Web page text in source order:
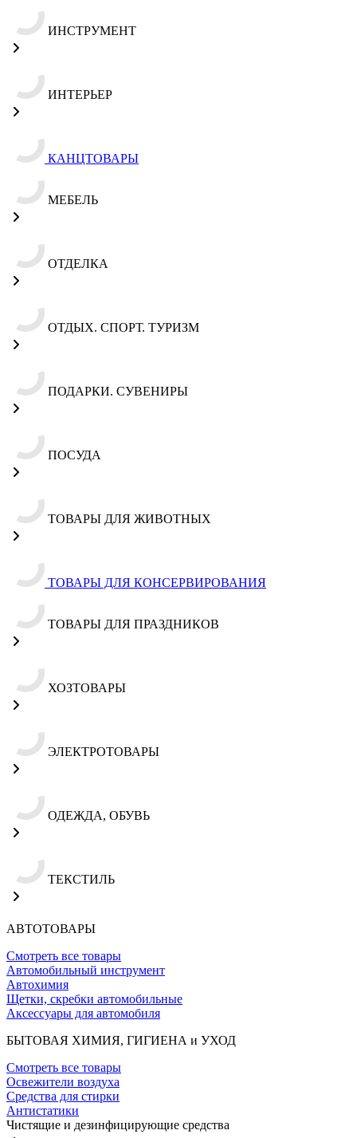
ИНСТРУМЕНТ
ИНТЕРЬЕР
КАНЦТОВАРЫ
МЕБЕЛЬ
ОТДЕЛКА
ОТДЫХ. СПОРТ. ТУРИЗМ
ПОДАРКИ. СУВЕНИРЫ
ПОСУДА
ТОВАРЫ ДЛЯ ЖИВОТНЫХ
ТОВАРЫ ДЛЯ КОНСЕРВИРОВАНИЯ
ТОВАРЫ ДЛЯ ПРАЗДНИКОВ
ХОЗТОВАРЫ
ЭЛЕКТРОТОВАРЫ
ОДЕЖДА, ОБУВЬ
ТЕКСТИЛЬ
АВТОТОВАРЫ
Смотреть все товары
Автомобильный инструмент
Автохимия
Щетки, скребки автомобильные
Аксессуары для автомобиля
БЫТОВАЯ ХИМИЯ, ГИГИЕНА и УХОД
Смотреть все товары
Освежители воздуха
Средства для стирки
Антистатики
Чистящие и дезинфицирующие средства